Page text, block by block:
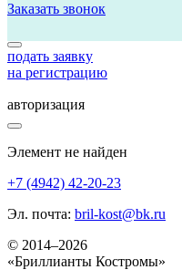
Заказать звонок
подать заявку
на регистрацию
авторизация
Элемент не найден
+7 (4942) 42-20-23
Эл. почта: bril-kost@bk.ru
© 2014–2026
«Бриллианты Костромы»